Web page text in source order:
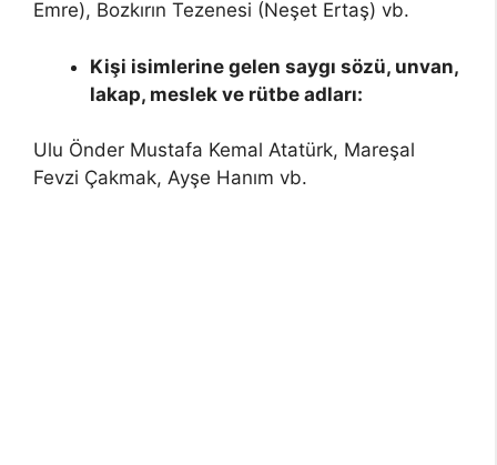
Emre), Bozkırın Tezenesi (Neşet Ertaş) vb.
Kişi isimlerine gelen saygı sözü, unvan,
lakap, meslek ve rütbe adları:
Ulu Önder Mustafa Kemal Atatürk, Mareşal
Fevzi Çakmak, Ayşe Hanım vb.